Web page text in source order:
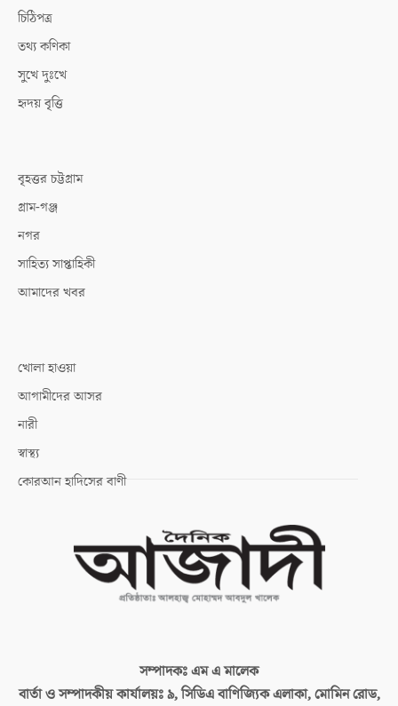
চিঠিপত্র
তথ্য কণিকা
সুখে দুঃখে
হৃদয় বৃত্তি
বৃহত্তর চট্টগ্রাম
গ্রাম-গঞ্জ
নগর
সাহিত্য সাপ্তাহিকী
আমাদের খবর
খোলা হাওয়া
আগামীদের আসর
নারী
স্বাস্থ্য
কোরআন হাদিসের বাণী
সম্পাদকঃএম এ মালেক
বার্তা ও সম্পাদকীয় কার্যালয়ঃ৯, সিডিএ বাণিজ্যিক এলাকা, মোমিন রোড,